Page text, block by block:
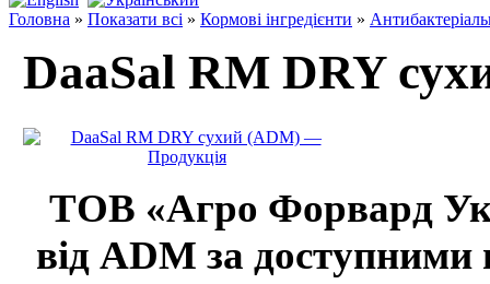
Головна » Показати всі » Кормові інгредієнти »
DaaSal RM DRY
ТОВ «Агро Форвард
від ADM за доступними